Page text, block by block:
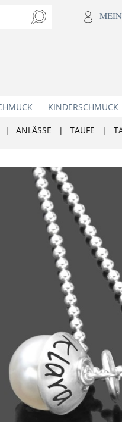
KINDERSCHMUCK
| ANLÄSSE | TAUFE |